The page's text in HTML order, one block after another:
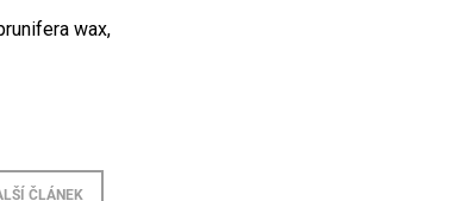
wax,
ČLÁNEK